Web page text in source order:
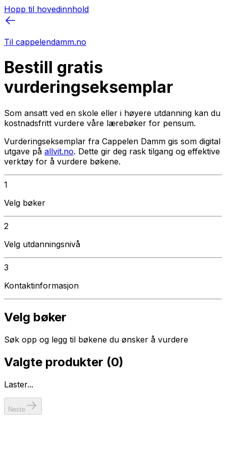
Hopp til hovedinnhold
Til cappelendamm.no
Bestill gratis
vurderingseksemplar
Som ansatt ved en skole eller i høyere utdanning kan du
kostnadsfritt vurdere våre lærebøker for pensum.
Vurderingseksemplar fra Cappelen Damm gis som digital
utgave på allvit.no. Dette gir deg rask tilgang og effektive
verktøy for å vurdere bøkene.
1
Velg bøker
2
Velg utdanningsnivå
3
Kontaktinformasjon
Velg bøker
Søk opp og legg til bøkene du ønsker å vurdere
Valgte produkter (0)
Laster...
Neste